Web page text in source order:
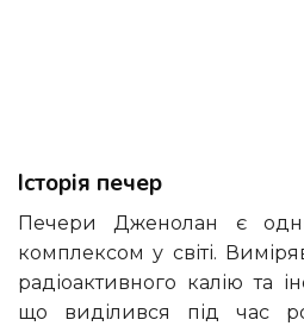
Історія печер
Печери Дженолан є одним із найдавніших
комплексом у світі.
радіоактивного калію та
що виділився під час